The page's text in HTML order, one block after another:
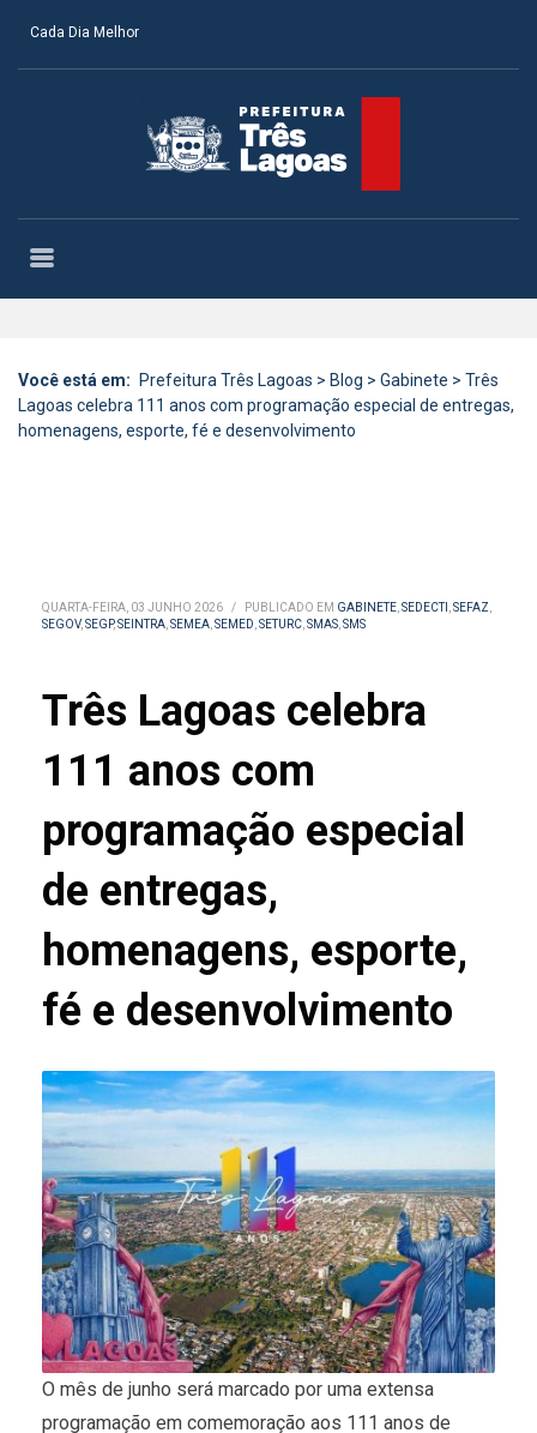
Cada Dia Melhor
Você está em: Prefeitura Três Lagoas > Blog > Gabinete > Três
Lagoas celebra 111 anos com programação especial de entregas,
homenagens, esporte, fé e desenvolvimento
QUARTA-FEIRA, 03 JUNHO 2026 / PUBLICADO EM GABINETE,SEDECTI ,SEFAZ,
SEGOV,SEGP,SEINTRA,SEMEA,SEMED,SETURC,SMAS,SMS
Três Lagoas celebra
111 anos com
programação especial
de entregas,
homenagens, esporte,
fé e desenvolvimento
O mês de junho será marcado por uma extensa
programação em comemoração aos 111 anos de